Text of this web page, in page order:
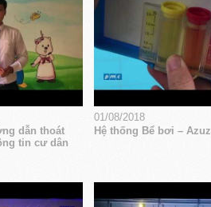
dẫn thoát
tin cư dân
01/08/2018
Hệ thống Bể bơi –